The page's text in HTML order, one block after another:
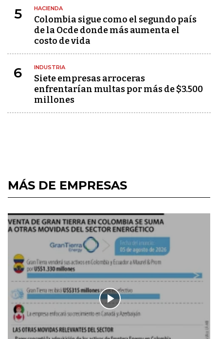
5 HACIENDA
Colombia sigue como el segundo país
de la Ocde donde más aumenta el
costo de vida
6 INDUSTRIA
Siete empresas arroceras
enfrentarían multas por más de $3.500
millones
MÁS DE EMPRESAS